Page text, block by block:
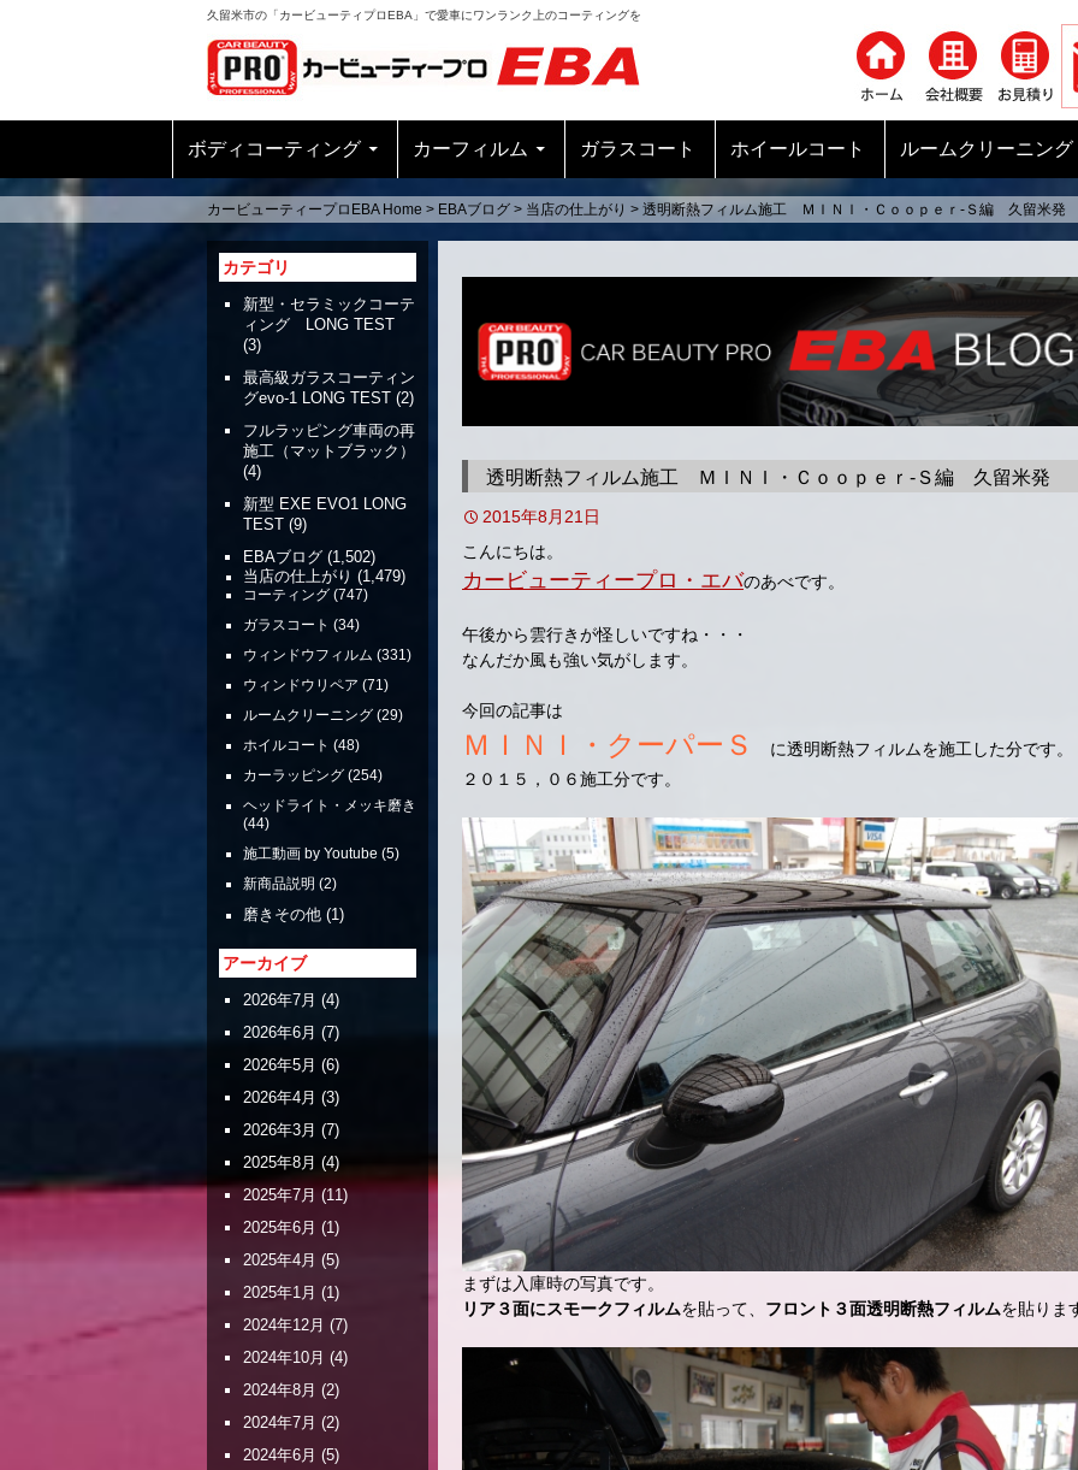
久留米市の「カービューティプロEBA」で愛車にワンランク上のコーティングを
ボディコーティング カーフィルム ガラスコート ホイールコート ルームクリーニング
カービューティープロEBA Home > EBAブログ > 当店の仕上がり > 透明断熱フィルム施工 ＭＩＮＩ・Ｃｏｏｐｅｒ-Ｓ編 久留米発
透明断熱フィルム施工 ＭＩＮＩ・Ｃｏｏｐｅｒ-Ｓ編 久留米発
2015年8月21日
こんにちは。
カービューティープロ・エバのあべです。
午後から雲行きが怪しいですね・・・
なんだか風も強い気がします。
今回の記事は
ＭＩＮＩ・クーパーＳ
に透明断熱フィルムを施工した分です。
２０１５，０６施工分です。
まずは入庫時の写真です。
リア３面にスモークフィルムを貼って、 フロント３面透明断熱フィルムを貼りま
カテゴリ
新型・セラミックコーテ
ィング LONG TEST
(3)
最高級ガラスコーティン
グevo-1 LONG TEST (2)
フルラッピング車両の再
施工（マットブラック）
(4)
新型 EXE EVO1 LONG
TEST (9)
EBAブログ (1,502)
当店の仕上がり (1,479)
コーティング (747)
ガラスコート (34)
ウィンドウフィルム (331)
ウィンドウリペア (71)
ルームクリーニング (29)
ホイルコート (48)
カーラッピング (254)
ヘッドライト・メッキ磨き
(44)
施工動画 by Youtube (5)
新商品説明 (2)
磨きその他 (1)
アーカイブ
2026年7月 (4)
2026年6月 (7)
2026年5月 (6)
2026年4月 (3)
2026年3月 (7)
2025年8月 (4)
2025年7月 (11)
2025年6月 (1)
2025年4月 (5)
2025年1月 (1)
2024年12月 (7)
2024年10月 (4)
2024年8月 (2)
2024年7月 (2)
2024年6月 (5)